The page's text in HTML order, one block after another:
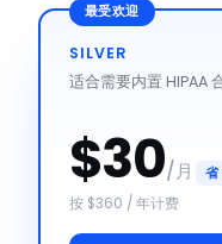
最受欢迎
SILVER
适合需要内置 HIPAA
$30/月
按 $360 / 年计费